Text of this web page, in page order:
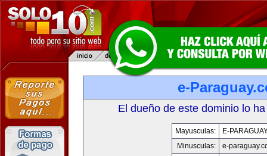
e-
El dueño de este dominio lo
Mayusculas:
E-
Minusculas:
e-